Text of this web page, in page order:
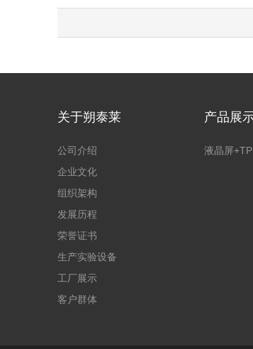
关于朔泰莱
公司介绍
企业文化
组织架构
发展历程
荣誉证书
生产实验设备
工厂展示
客户群体
产品展
液晶屏+TP